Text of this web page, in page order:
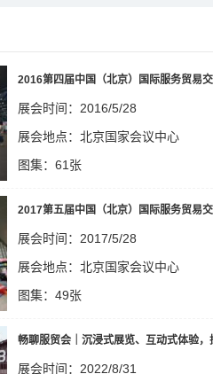
2016第四届中国（北京）国际服务贸易
展会时间：2016/5/28
展会地点：北京国家会议中心
图集：61张
2017第五届中国（北京）国际服务贸易
展会时间：2017/5/28
展会地点：北京国家会议中心
图集：49张
畅聊服贸会｜沉浸式展览、互动式体验
展会时间：2022/8/31